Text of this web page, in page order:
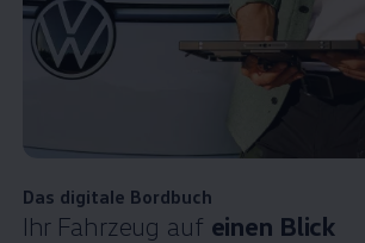
Das digitale Bordbuch
Ihr Fahrzeug auf einen Blick